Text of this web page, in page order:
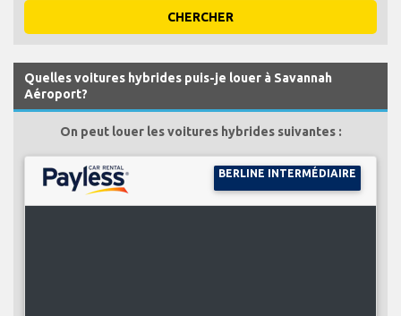
CHERCHER
Quelles voitures hybrides puis-je louer à Savannah
Aéroport?
On peut louer les voitures hybrides suivantes :
BERLINE INTERMÉDIAIRE